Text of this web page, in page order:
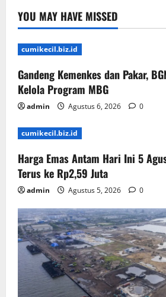
YOU MAY HAVE MISSED
cumikecil.biz.id
Gandeng Kemenkes dan Pakar,
Kelola Program MBG
admin Agustus 6, 2026 0
cumikecil.biz.id
Harga Emas Antam Hari Ini 5
Terus ke Rp2,59 Juta
admin Agustus 5, 2026 0